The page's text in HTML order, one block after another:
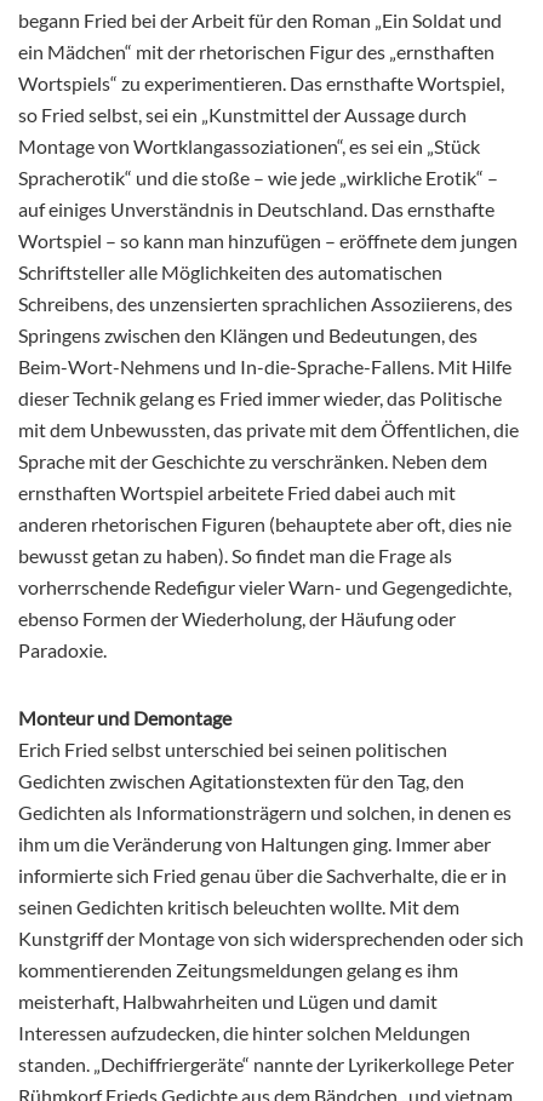
begann Fried bei der Arbeit für den Roman „Ein Soldat und
ein Mädchen“ mit der rhetorischen Figur des „ernsthaften
Wortspiels“ zu experimentieren. Das ernsthafte Wortspiel,
so Fried selbst, sei ein „Kunstmittel der Aussage durch
Montage von Wortklangassoziationen“, es sei ein „Stück
Spracherotik“ und die stoße – wie jede „wirkliche Erotik“ –
auf einiges Unverständnis in Deutschland. Das ernsthafte
Wortspiel – so kann man hinzufügen – eröffnete dem jungen
Schriftsteller alle Möglichkeiten des automatischen
Schreibens, des unzensierten sprachlichen Assoziierens, des
Springens zwischen den Klängen und Bedeutungen, des
Beim-Wort-Nehmens und In-die-Sprache-Fallens. Mit Hilfe
dieser Technik gelang es Fried immer wieder, das Politische
mit dem Unbewussten, das private mit dem Öffentlichen, die
Sprache mit der Geschichte zu verschränken. Neben dem
ernsthaften Wortspiel arbeitete Fried dabei auch mit
anderen rhetorischen Figuren (behauptete aber oft, dies nie
bewusst getan zu haben). So findet man die Frage als
vorherrschende Redefigur vieler Warn- und Gegengedichte,
ebenso Formen der Wiederholung, der Häufung oder
Paradoxie.
Monteur und Demontage
Erich Fried selbst unterschied bei seinen politischen
Gedichten zwischen Agitationstexten für den Tag, den
Gedichten als Informationsträgern und solchen, in denen es
ihm um die Veränderung von Haltungen ging. Immer aber
informierte sich Fried genau über die Sachverhalte, die er in
seinen Gedichten kritisch beleuchten wollte. Mit dem
Kunstgriff der Montage von sich widersprechenden oder sich
kommentierenden Zeitungsmeldungen gelang es ihm
meisterhaft, Halbwahrheiten und Lügen und damit
Interessen aufzudecken, die hinter solchen Meldungen
standen. „Dechiffriergeräte“ nannte der Lyrikerkollege Peter
Rühmkorf Frieds Gedichte aus dem Bändchen „und vietnam